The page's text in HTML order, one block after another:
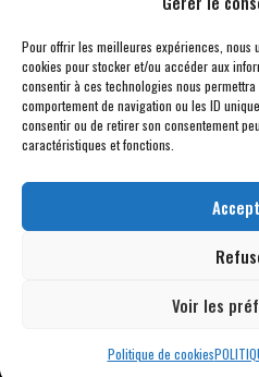
Pour offrir les meilleures expériences, nous
cookies pour stocker et/ou accéder aux
consentir à ces technologies nous
comportement de navigation ou les ID
consentir ou de retirer son consentement
caractéristiques et fonctions.
Voir les
Politique de cookies
© 2026 M Development–